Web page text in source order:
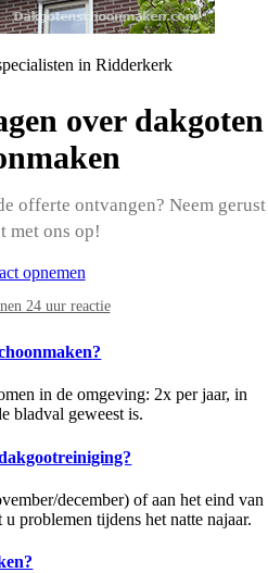
over dakgoten
offerte ontvangen? Neem gerust
met ons op!
opnemen
24 uur reactie
in de omgeving: 2x per jaar, in
bladval geweest is.
december) of aan het eind van
problemen tijdens het natte najaar.